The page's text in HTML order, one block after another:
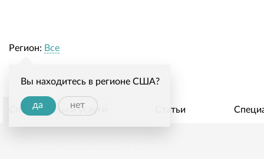
Регион: Все
Вы находитесь в регионе США?
да нет
Специалисты и услуги Статьи